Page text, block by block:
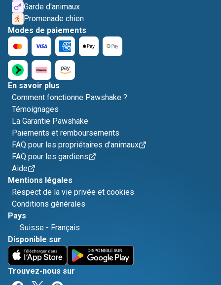
Garde d'animaux
Promenade chien
Modes de paiements
En savoir plus
Comment fonctionne Pawshake ?
Témoignages
La Garantie Pawshake
Paiements et remboursements
FAQ pour les propriétaires d'animaux
FAQ pour les gardiens
Aide
Mentions légales
Respect de la vie privée et cookies
Conditions générales
Pays
Suisse - Français
Disponible sur
Trouvez-nous sur